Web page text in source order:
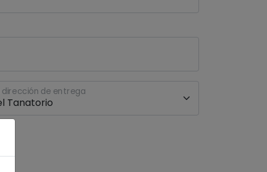
de entrega